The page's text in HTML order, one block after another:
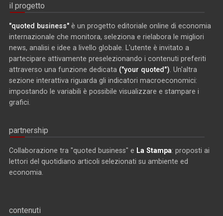
il progetto
"quoted business" è un progetto editoriale online di economia
internazionale che monitora, seleziona e rielabora le migliori
news, analisi e idee a livello globale. L'utente è invitato a
partecipare attivamente preselezionando i contenuti preferiti
attraverso una funzione dedicata ("your quoted") . Un'altra
sezione interattiva riguarda gli indicatori macroeconomici:
impostando le variabili è possibile visualizzare e stampare i
grafici.
partnership
Collaborazione tra "quoted business" e La Stampa: proposti ai
lettori del quotidiano articoli selezionati su ambiente ed
economia.
contenuti